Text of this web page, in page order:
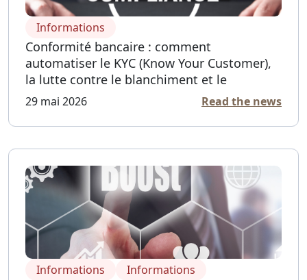
Informations
Conformité bancaire : comment
automatiser le KYC (Know Your Customer),
la lutte contre le blanchiment et le
financement du terrorisme ?
29 mai 2026 Read the news
Informations Informations